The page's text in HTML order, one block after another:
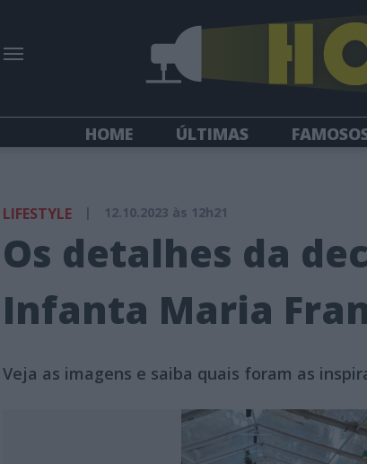
HOME ÚLTIMAS
LIFESTYLE | 12.10.2023 às 12h21
Os detalhes da
Infanta Maria
Veja as imagens e saiba quais foram as